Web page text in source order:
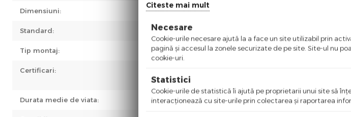
Dimensiuni:
Standard:
Tip montaj: Incorporat
Certificari:
Durata medie de viata: 100000 acționări
Citeste mai mult
Necesare
Cookie-urile necesare ajută la a face un site utilizabil prin
pagină şi accesul la zonele securizate de pe site. Site-ul nu
cookie-uri.
Statistici
Cookie-urile de statistică îi ajută pe proprietarii unui site să
interacţionează cu site-urile prin colectarea şi raportarea